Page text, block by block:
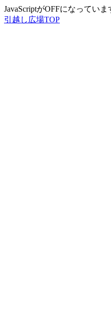
JavaScriptがOFFになってい
引越し広場TOP